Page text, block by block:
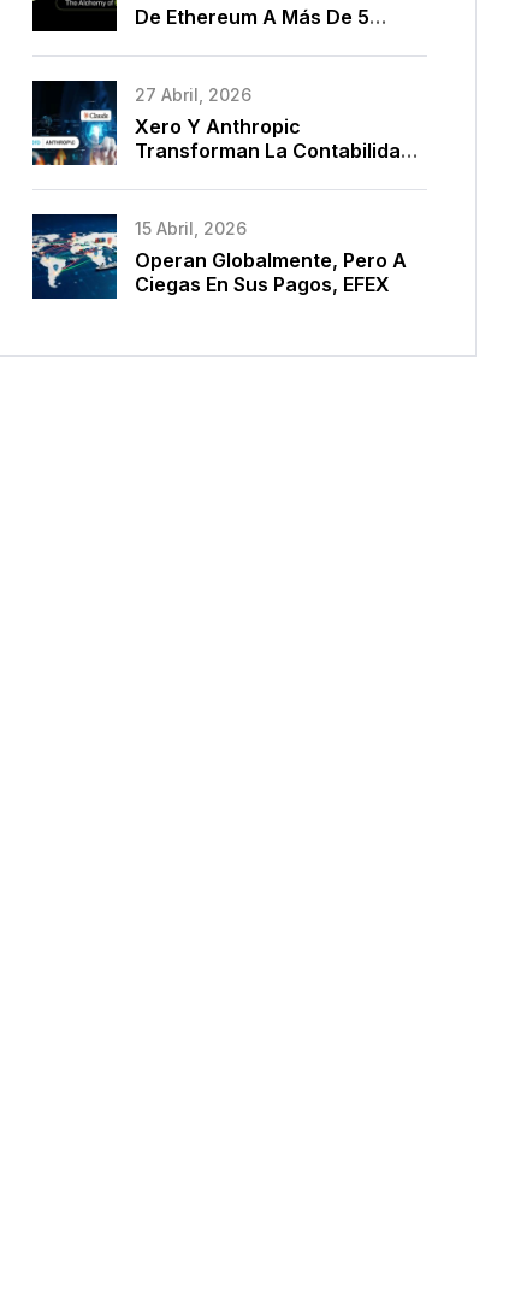
De Ethereum A Más De 5
27 Abril, 2026
Xero Y Anthropic
Transforman La Contabilidad
15 Abril, 2026
Operan Globalmente, Pero A
Ciegas En Sus Pagos, EFEX